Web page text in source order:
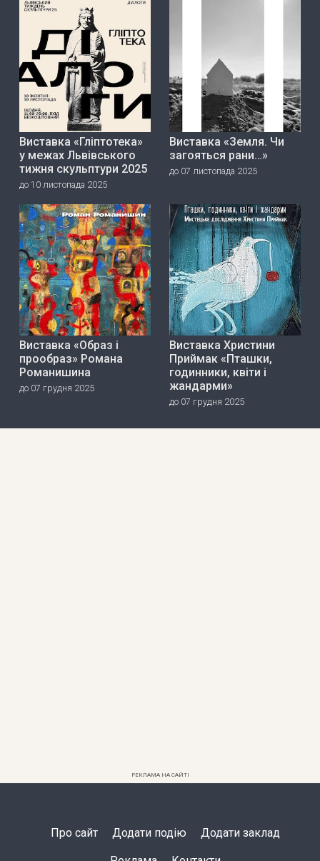
Виставка «Гліптотека»
у межах Львівського
тижня скульптури 2025
до 10 листопада 2025
Виставка «Земля. Чи
загояться рани…»
до 07 листопада 2025
Виставка «Образ і
прообраз» Романа
Романишина
до 07 грудня 2025
Виставка Христини
Приймак «Пташки,
годинники, квіти і
жандарми»
до 07 грудня 2025
РЕКЛАМА НА САЙТІ
Про сайт Додати подію Додати заклад